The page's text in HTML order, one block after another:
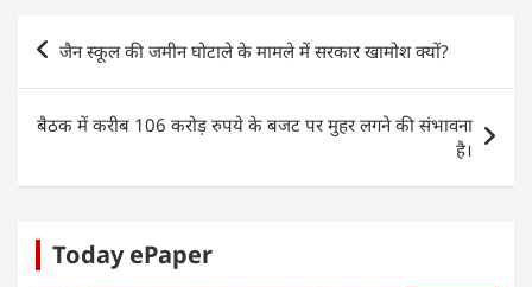
A
p
p
b
o
o
dI
n
n
g
er
Post
navigation
जैन स्कूल की जमीन घोटाले के मामले में सरकार खामोश क्यों?
बैठक में करीब 106 करोड़ रुपये के बजट पर मुहर लगने की संभावना
है।
Today ePaper